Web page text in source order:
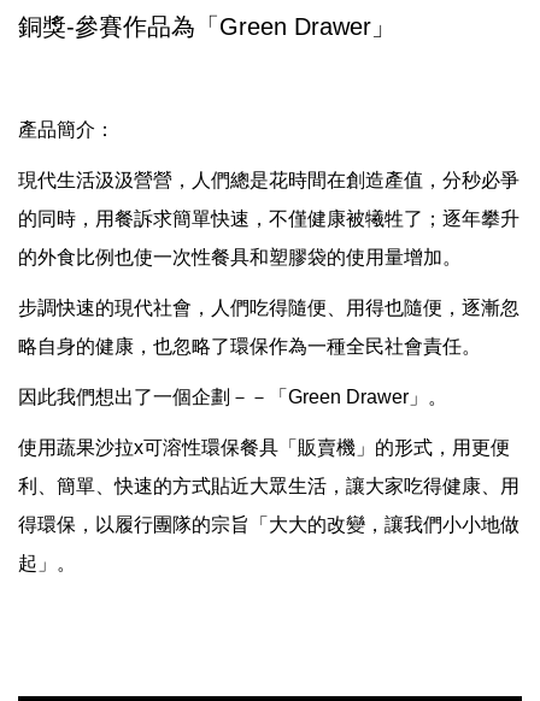
銅獎-參賽作品為「Green Drawer」
產品簡介：
現代生活汲汲營營，人們總是花時間在創造產值，分秒必爭
的同時，用餐訴求簡單快速，不僅健康被犧牲了；逐年攀升
的外食比例也使一次性餐具和塑膠袋的使用量增加。
步調快速的現代社會，人們吃得隨便、用得也隨便，逐漸忽
略自身的健康，也忽略了環保作為一種全民社會責任。
因此我們想出了一個企劃－－「Green Drawer」。
使用蔬果沙拉x可溶性環保餐具「販賣機」的形式，用更便
利、簡單、快速的方式貼近大眾生活，讓大家吃得健康、用
得環保，以履行團隊的宗旨「大大的改變，讓我們小小地做
起」。